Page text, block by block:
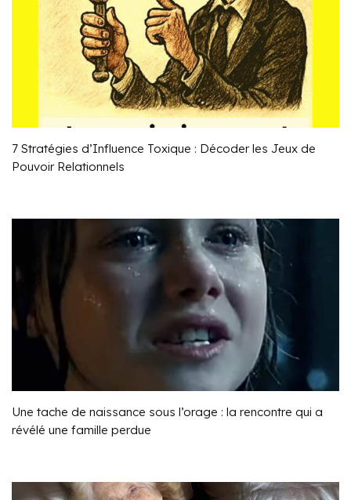
7 Stratégies d’Influence Toxique : Décoder les Jeux de
Pouvoir Relationnels
Une tache de naissance sous l’orage : la rencontre qui a
révélé une famille perdue